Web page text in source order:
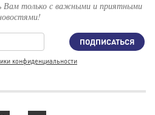
Вам только с важными и приятными
ПОДПИСАТЬСЯ
конфиденциальности